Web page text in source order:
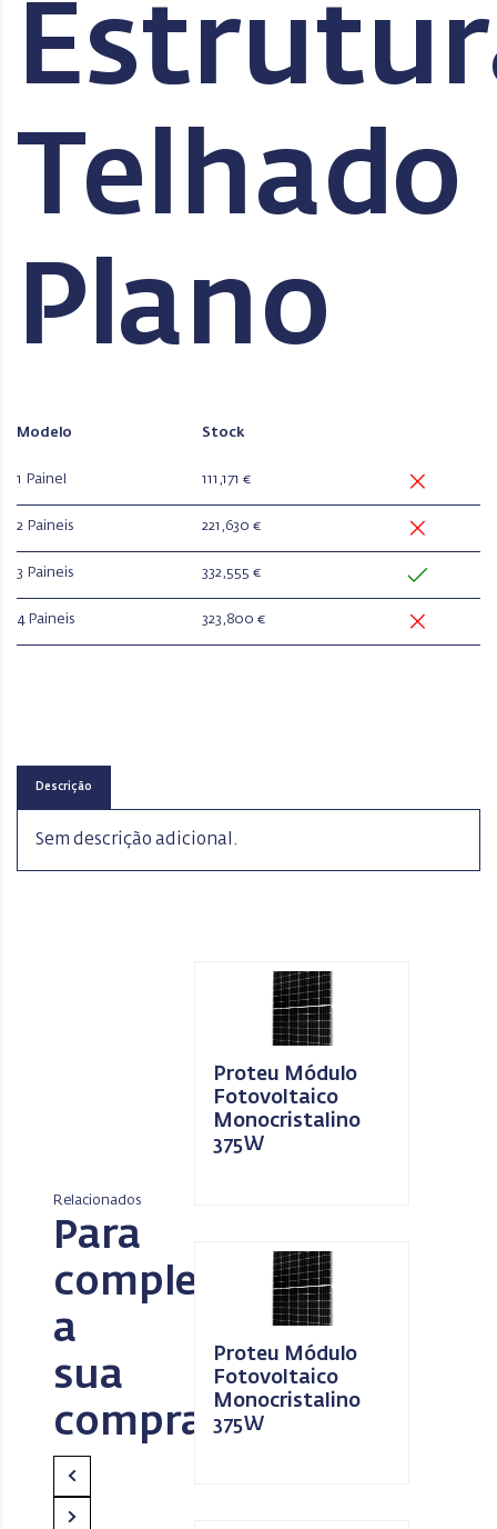
Telhado
Plano
Modelo Stock
1 Painel 111,171 €
2 Paineis 221,630 €
3 Paineis 332,555 €
4 Paineis 323,800 €
Descrição
Sem descrição adicional.
Relacionados
Para
completar
a
sua
compra
Proteu Módulo
Fotovoltaico
Monocristalino
375W
Proteu Módulo
Fotovoltaico
Monocristalino
375W